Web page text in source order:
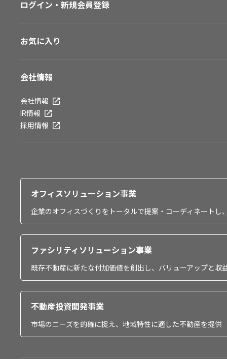
ログイン・新規会員登録
お気に入り
会社情報
会社情報
IR情報
採用情報
オフィスソリューション事業
企業のオフィスづくりをトータルで提案・コーディネート
ファシリティソリューション事業
既存不動産に新たな付加価値を創出し、バリューアップと収
不動産投資開発事業
市場のニーズを的確に捉え、地域特性に適した不動産を提供